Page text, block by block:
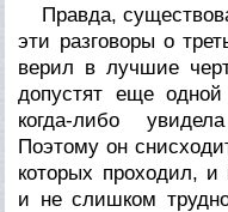
Правда,
эти разговоры о
верил в лучшие
допустят еще
когда-либо
Поэтому он
которых проходил,
и не слишком